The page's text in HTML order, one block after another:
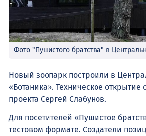
Фото "Пушистого братства" в
Новый зоопарк построили в
«Ботаника». Техническое
проекта Сергей Слабунов.
Для посетителей «Пушистое
тестовом формате. Создатели